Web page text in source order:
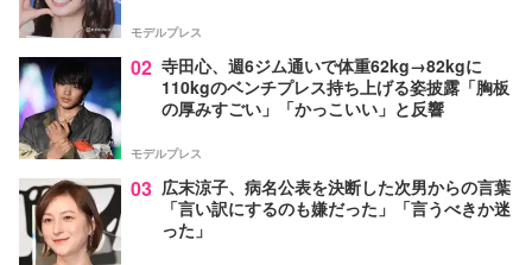
モデルプレス
02 寺田心、週6ジム通いで体重62kg→82kgに
110kgのベンチプレス持ち上げる姿披露「胸板
の厚みすごい」「かっこいい」と反響
モデルプレス
03 広末涼子、病名公表を決断した次男からの言葉
「言い訳にするのも嫌だった」「言うべきか迷
った」